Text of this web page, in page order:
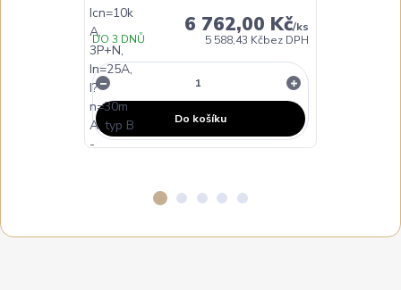
6 762,00 Kč/ks
5 588,43 Kčbez DPH
DO 3 DNŮ
Do košíku